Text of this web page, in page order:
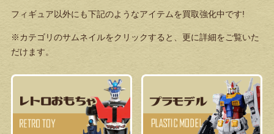
フィギュア以外にも下記のようなアイテムを買取強化中です!
※カテゴリのサムネイルをクリックすると、更に詳細をご覧いた
だけます。